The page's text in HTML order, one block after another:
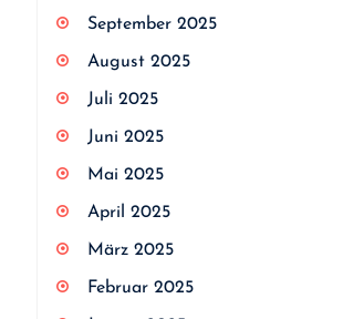
September 2025
August 2025
Juli 2025
Juni 2025
Mai 2025
April 2025
März 2025
Februar 2025